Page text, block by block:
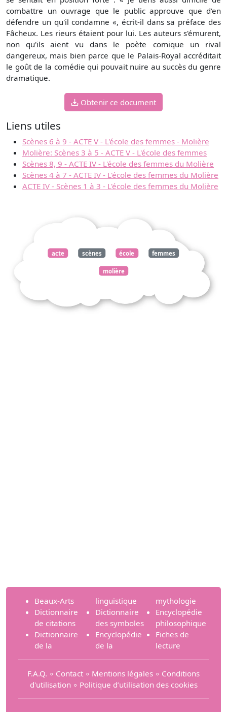
combattre un ouvrage que le public approuve que d'en
défendre un qu'il condamne «, écrit-il dans sa préface des
Fâcheux. Les rieurs étaient pour lui. Les auteurs s'émurent,
non qu'ils aient vu dans le poète comique un rival
dangereux, mais bien parce que le Palais-Royal accréditait
le goût de la comédie qui pouvait nuire au succès du genre
dramatique.
Obtenir ce document
Liens utiles
Scènes 6 à 9 - ACTE V - L'école des femmes - Molière
Molière: Scènes 3 à 5 - ACTE V - L'école des femmes
Scènes 8, 9 - ACTE IV - L'école des femmes du Molière
Scènes 4 à 7 - ACTE IV - L'école des femmes du Molière
ACTE IV - Scènes 1 à 3 - L'école des femmes du Molière
acte scènes école femmes
molière
Beaux-Arts
Dictionnaire
de citations
Dictionnaire
de la
linguistique
Dictionnaire
des symboles
Encyclopédie
de la
mythologie
Encyclopédie
philosophique
Fiches de
lecture
F.A.Q. ∘ Contact ∘ Mentions légales ∘ Conditions
d'utilisation ∘ Politique d’utilisation des cookies